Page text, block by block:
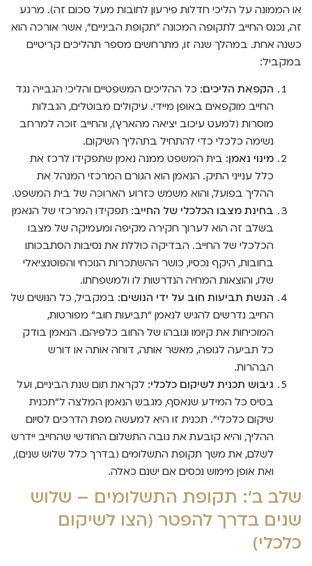
או הממונה על הליכי חדלות פירעון לחובות מעל סכום זה). מרגע
זה, נכנס החייב לתקופה המכונה "תקופת הביניים", אשר אורכה הוא
כשנה אחת. במהלך שנה זו, מתרחשים מספר תהליכים קריטיים
במקביל:
הקפאת הליכים: כל ההליכים המשפטיים והליכי הגבייה נגד
החייב מוקפאים באופן מיידי. עיקולים מבוטלים, הגבלות
מוסרות (למעט עיכוב יציאה מהארץ), והחייב זוכה למרחב
נשימה כלכלי כדי להתחיל בתהליך השיקום.
מינוי נאמן: בית המשפט ממנה נאמן שתפקידו לרכז את
כלל ענייני התיק. הנאמן הוא הגורם המרכזי המנהל את
ההליך בפועל, והוא משמש כזרוע הארוכה של בית המשפט.
בחינת מצבו הכלכלי של החייב: תפקידו המרכזי של הנאמן
בשלב זה הוא לערוך חקירה מקיפה ומעמיקה של מצבו
הכלכלי של החייב. הבדיקה כוללת את נסיבות הסתבכותו
בחובות, היקף נכסיו, כושר ההשתכרות הנוכחי והפוטנציאלי
שלו, והוצאות המחיה הנדרשות לו ולמשפחתו.
הגשת תביעות חוב על ידי הנושים: במקביל, כל הנושים של
החייב נדרשים להגיש לנאמן "תביעות חוב" מפורטות,
המוכיחות את קיומו וגובהו של החוב כלפיהם. הנאמן בודק
כל תביעה לגופה, מאשר אותה, דוחה אותה או דורש
הבהרות.
גיבוש תכנית לשיקום כלכלי: לקראת תום שנת הביניים, ועל
בסיס כל המידע שנאסף, מגבש הנאמן המלצה ל"תכנית
שיקום כלכלי". תכנית זו היא למעשה מפת הדרכים לסיום
ההליך, והיא קובעת את גובה התשלום החודשי שהחייב יידרש
לשלם, את משך תקופת התשלומים (בדרך כלל שלוש שנים),
ואת אופן מימוש נכסים אם ישנם כאלה.
שלב ב': תקופת התשלומים – שלוש
שנים בדרך להפטר (הצו לשיקום
כלכלי)